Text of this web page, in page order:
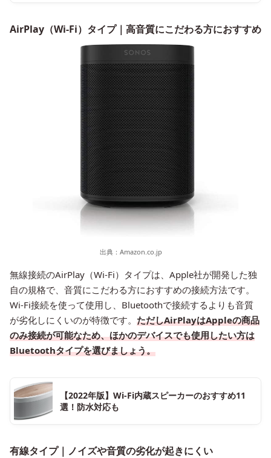
AirPlay（Wi-Fi）タイプ｜高音質にこだわる方におすすめ
出典： Amazon.co.jp
無線接続のAirPlay（Wi-Fi）タイプは、Apple社が開発した独
自の規格で、音質にこだわる方におすすめの接続方法です。
Wi-Fi接続を使って使用し、Bluetoothで接続するよりも音質
が劣化しにくいのが特徴です。 ただしAirPlayはAppleの商品
のみ接続が可能なため、ほかのデバイスでも使用したい方は
Bluetoothタイプを選びましょう。
【2022年版】Wi-Fi内蔵スピーカーのおすすめ11
選！防水対応も
有線タイプ｜ノイズや音質の劣化が起きにくい